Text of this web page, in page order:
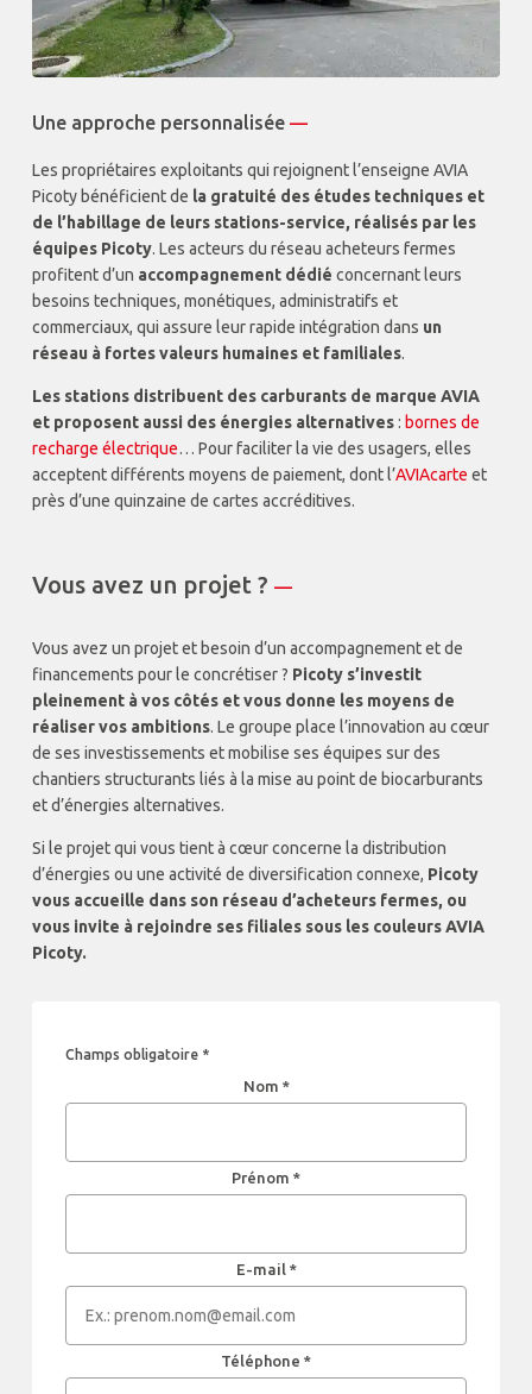
Une approche personnalisée—
Les propriétaires exploitants qui rejoignent l’enseigne AVIA
Picoty bénéficient de la gratuité des études techniques et
de l’habillage de leurs stations-service, réalisés par les
équipes Picoty. Les acteurs du réseau acheteurs fermes
profitent d’un accompagnement dédié concernant leurs
besoins techniques, monétiques, administratifs et
commerciaux, qui assure leur rapide intégration dans un
réseau à fortes valeurs humaines et familiales.
Les stations distribuent des carburants de marque AVIA
et proposent aussi des énergies alternatives: bornes de
recharge électrique… Pour faciliter la vie des usagers, elles
acceptent différents moyens de paiement, dont l’AVIAcarte et
près d’une quinzaine de cartes accréditives.
Vous avez un projet ?—
Vous avez un projet et besoin d’un accompagnement et de
financements pour le concrétiser ? Picoty s’investit
pleinement à vos côtés et vous donne les moyens de
réaliser vos ambitions. Le groupe place l’innovation au cœur
de ses investissements et mobilise ses équipes sur des
chantiers structurants liés à la mise au point de biocarburants
et d’énergies alternatives.
Si le projet qui vous tient à cœur concerne la distribution
d’énergies ou une activité de diversification connexe, Picoty
vous accueille dans son réseau d’acheteurs fermes, ou
vous invite à rejoindre ses filiales sous les couleurs AVIA
Picoty.
Champs obligatoire *
Nom *
Prénom *
E-mail *
Téléphone *